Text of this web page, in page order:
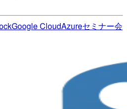
Google CloudAzureセミナー会